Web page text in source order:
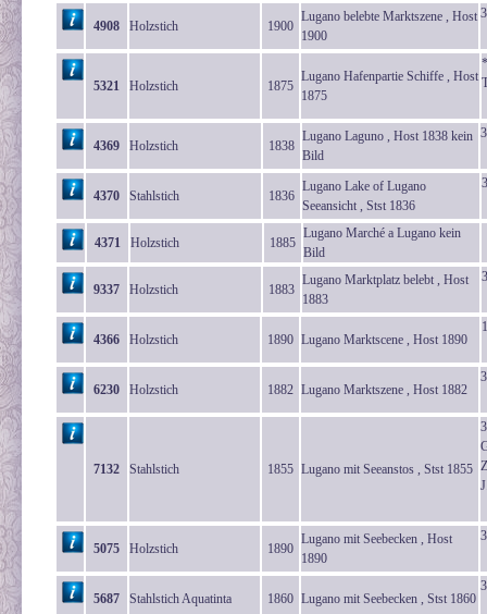
4908 Holzstich 1900
Lugano belebte Marktszene , Host
1900
5321 Holzstich 1875
Lugano Hafenpartie Schiffe , Host
1875
4369 Holzstich 1838
Lugano Laguno , Host 1838 kein
Bild
4370 Stahlstich 1836
Lugano Lake of Lugano
Seeansicht , Stst 1836
4371 Holzstich 1885
Lugano Marché a Lugano kein
Bild
9337 Holzstich 1883
Lugano Marktplatz belebt , Host
1883
4366 Holzstich 1890 Lugano Marktscene , Host 1890
6230 Holzstich 1882 Lugano Marktszene , Host 1882
7132 Stahlstich 1855 Lugano mit Seeanstos , Stst 1855
5075 Holzstich 1890
Lugano mit Seebecken , Host
1890
5687 Stahlstich Aquatinta 1860 Lugano mit Seebecken , Stst 1860